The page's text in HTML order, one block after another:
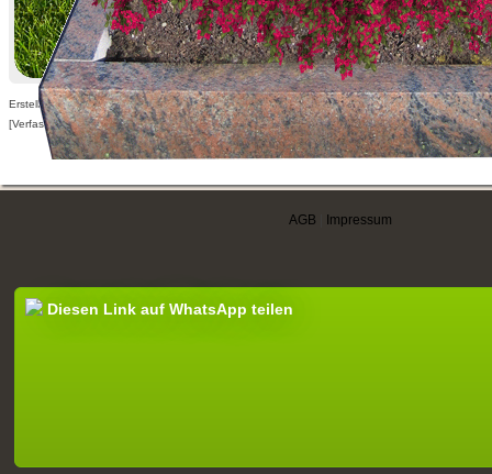
Erstellt am 15.01.2017,
[Verfasser nur für angemeldete Benutzer sichtbar]
AGB Impressum
Diesen Link auf WhatsApp teilen